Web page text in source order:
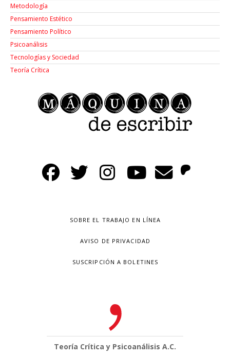
Metodología
Pensamiento Estético
Pensamiento Político
Psicoanálisis
Tecnologías y Sociedad
Teoría Crítica
SOBRE EL TRABAJO EN LÍNEA
AVISO DE PRIVACIDAD
SUSCRIPCIÓN A BOLETINES
Teoría Crítica y Psicoanálisis A.C.